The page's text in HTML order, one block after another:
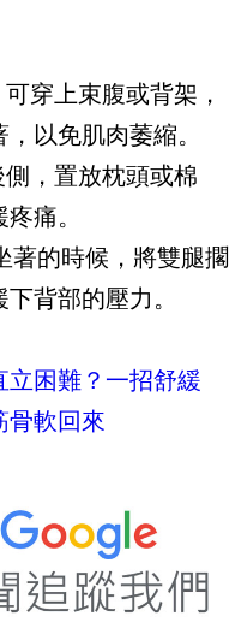
穿上束腹或背架，
以免肌肉萎縮。
，置放枕頭或棉
痛。
著的時候，將雙腿擱
背部的壓力。
立困難？一招舒緩
骨軟回來